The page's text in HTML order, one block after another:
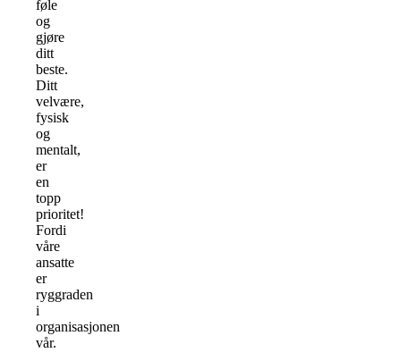
føle
og
gjøre
ditt
beste.
Ditt
velvære,
fysisk
og
mentalt,
er
en
topp
prioritet!
Fordi
våre
ansatte
er
ryggraden
i
organisasjonen
vår.